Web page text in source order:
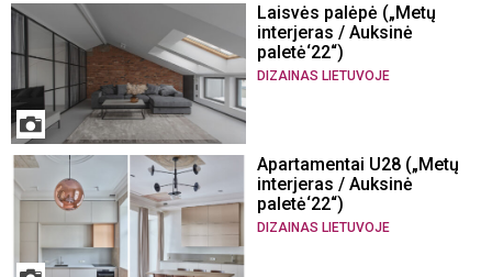
Laisvės palėpė („Metų
interjeras / Auksinė
paletė‘22“)
DIZAINAS LIETUVOJE
Apartamentai U28 („Metų
interjeras / Auksinė
paletė‘22“)
DIZAINAS LIETUVOJE